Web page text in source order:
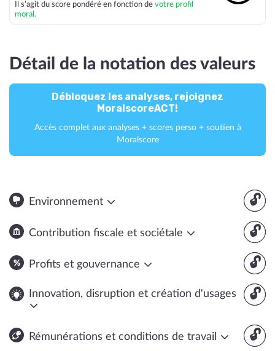
Il s’agit du score pondéré en fonction de votre profil
moral.
Détail de la notation des valeurs
Débloquez les analyses, rejoignez
MoralscoreACT!
Accès complet aux analyses + scores perso + soutien à
Moralscore
🔓
Environnement
🔓
Contribution fiscale et sociétale
🔓
Profits et gouvernance
🔓
Innovation, disruption et création d'usages
🔓
Rémunérations et conditions de travail